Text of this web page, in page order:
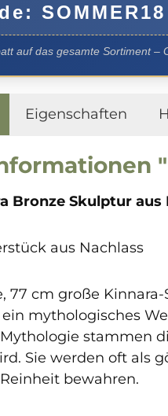
SOMMER18
auf das gesamte Sortiment –
Eigenschaften
Bronze Skulptur aus
aus Nachlass
77 cm große
mythologisches
stammen
Sie werden oft als
bewahren.